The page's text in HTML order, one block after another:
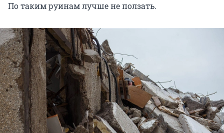
По таким руинам лучше не ползать.